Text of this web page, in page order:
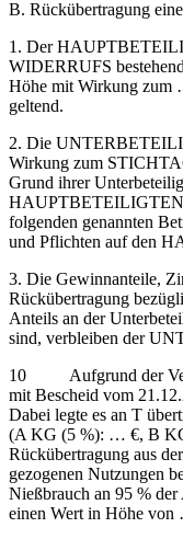
B. Rückübertragung
1. Der
WIDERRUFS
Höhe mit Wirkung
geltend.
2. Die
Wirkung zum
Grund ihrer
folgenden genannten
und Pflichten auf den
3. Die Gewinnanteile,
Rückübertragung
Anteils an der
sind, verbleiben der
10 Aufgrund der
mit Bescheid vom
Dabei legte es an T
(A KG (5 %): … €, B
Rückübertragung aus
gezogenen Nutzungen
Nießbrauch an 95 %
einen Wert in Höhe